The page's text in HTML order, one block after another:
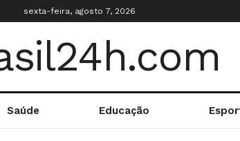
sexta-feira, agosto 7, 2026
Saúde Educação